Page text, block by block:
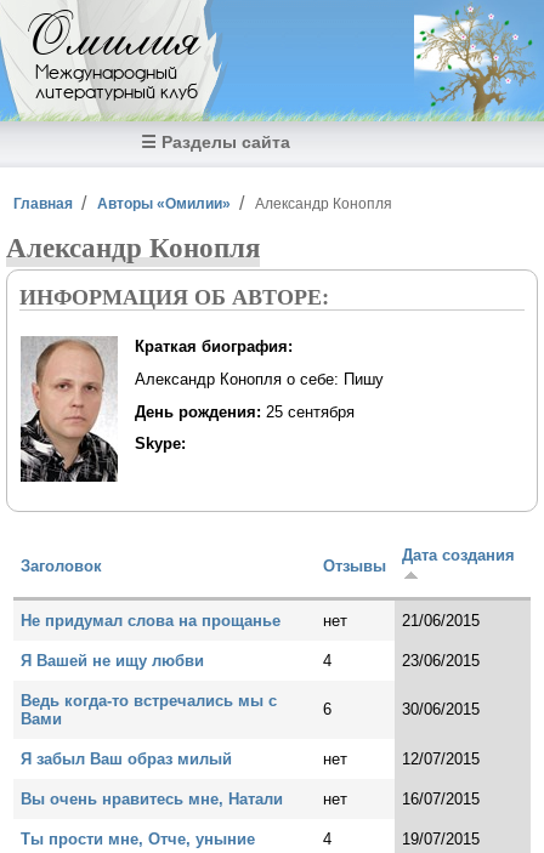
Перейти к основному содержанию
Омилия
Международный
литературный клуб
☰ Разделы сайта
Вы здесь
Главная Авторы «Омилии» Александр Конопля
Александр Конопля
ИНФОРМАЦИЯ ОБ АВТОРЕ:
Краткая биография:
Александр Конопля о себе: Пишу
День рождения: 25 сентября
Skype:
Заголовок Отзывы
Дата создания
Не придумал слова на прощанье нет 21/06/2015
Я Вашей не ищу любви 4 23/06/2015
Ведь когда-то встречались мы с
Вами
6 30/06/2015
Я забыл Ваш образ милый нет 12/07/2015
Вы очень нравитесь мне, Натали нет 16/07/2015
Ты прости мне, Отче, уныние 4 19/07/2015